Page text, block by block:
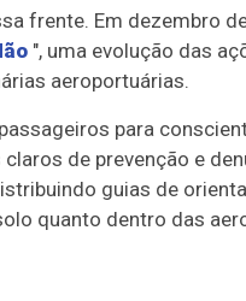
frente. Em dezembro
", uma evolução das
aeroportuárias.
para
de prevenção e
guias de
quanto dentro das